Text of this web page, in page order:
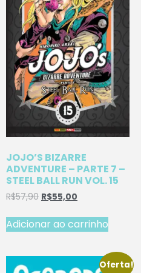
JOJO’S BIZARRE
ADVENTURE – PARTE 7 –
STEEL BALL RUN VOL. 15
R$57,90 R$55,00
Adicionar ao carrinho
Oferta!